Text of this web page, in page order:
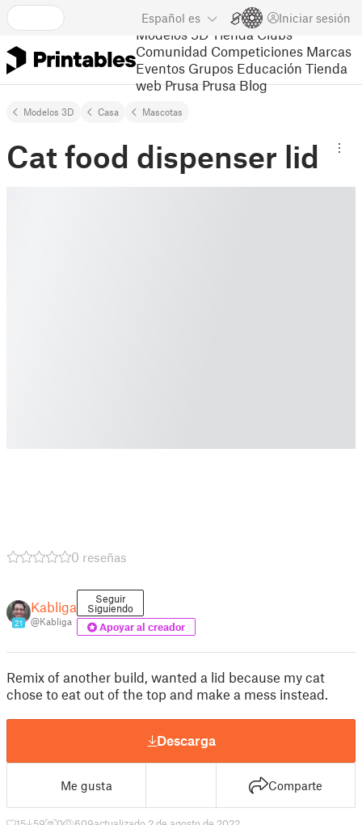
Español es Iniciar sesión
Modelos 3D Tienda Clubs
Comunidad Competiciones Marcas
Eventos Grupos Educación Tienda
web Prusa Prusa Blog
Modelos 3D Casa Mascotas
Cat food dispenser lid
0 reseñas
21
Kabliga
@Kabliga
Seguir
Siguiendo
Apoyar al creador
Remix of another build, wanted a lid because my cat
chose to eat out of the top and make a mess instead.
Descarga
Me gusta Comparte